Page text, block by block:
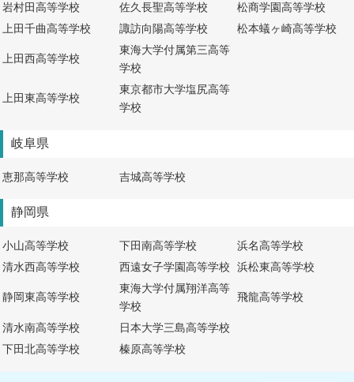
岩村田高等学校
佐久長聖高等学校
松商学園高等学校
上田千曲高等学校
諏訪向陽高等学校 松本蟻ヶ崎高等学校
上田西高等学校
東海大学付属第三高等
学校
上田東高等学校
東京都市大学塩尻高等
学校
岐阜県
恵那高等学校 吉城高等学校
静岡県
小山高等学校 下田南高等学校
浜名高等学校
清水西高等学校
西遠女子学園高等学校 浜松東高等学校
静岡東高等学校
東海大学付属翔洋高等
学校
飛龍高等学校
清水南高等学校
日本大学三島高等学校
下田北高等学校
榛原高等学校